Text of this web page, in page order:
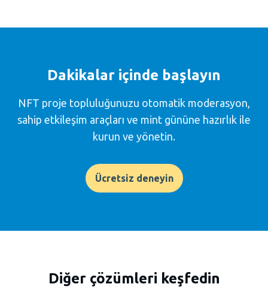
Dakikalar içinde başlayın
NFT proje topluluğunuzu otomatik moderasyon,
sahip etkileşim araçları ve mint gününe hazırlık ile
kurun ve yönetin.
Ücretsiz deneyin
Diğer çözümleri keşfedin